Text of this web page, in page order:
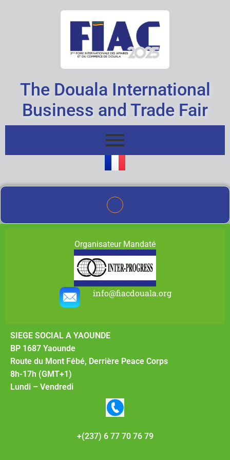
The Douala International
Business and Trade Fair
Organisateur Mandaté
info@fiacdouala.org
SIEGE SOCIAL A YAOUNDE
BP 1687 Yaounde
Route du Mont Fébé, Derrière Peace Corps
8h-17h (GMT+1)
Lundi – Vendredi
+(237) 6 77 70 76 79